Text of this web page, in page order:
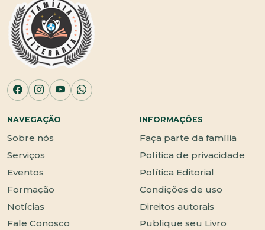
NAVEGAÇÃO
Sobre nós
Serviços
Eventos
Formação
Notícias
Fale Conosco
INFORMAÇÕES
Faça parte da família
Política de privacidade
Política Editorial
Condições de uso
Direitos autorais
Publique seu Livro